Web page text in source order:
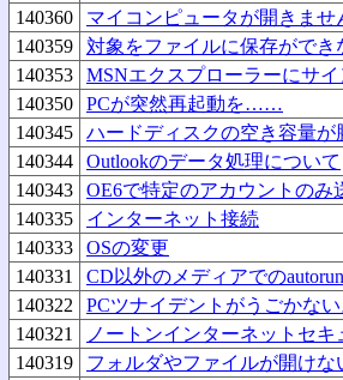
140360
マイコンピュータが開きま
140359
対象をファイルに保存ができ
140353
MSNエクスプローラーにサイ
140350
PCが突然再起動を……
140345
ハードディスクの空き容量が
140344
Outlookのデータ処理について
140343
OE6で特定のアカウントのみ
140335
インターネット接続
140333
OSの変更
140331
CD以外のメディアでの
140322
PCツナイデントがうごかない
140321
ノートンインターネットセ
140319
フォルダやファイルが開けな